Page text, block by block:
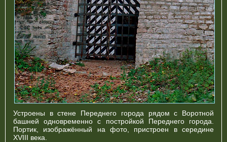
Устроены в стене Переднего города рядом с Воротной
башней одновременно с постройкой Переднего города.
Портик, изображённый на фото, пристроен в середине
XVIII века.